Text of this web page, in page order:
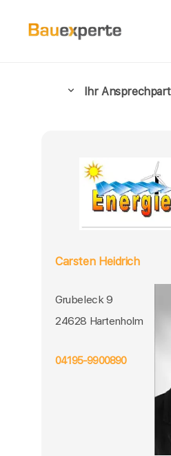
Ihr
Carsten Heidrich
Grubeleck 9
24628 Hartenholm
04195-9900890